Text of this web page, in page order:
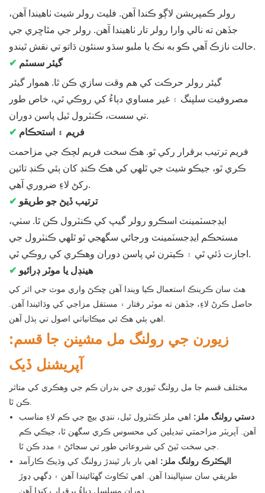
رولر ڪمپريشن لاڳو ڪندا آهن. فليٽ رولر شيٽ ٺاهيندا آهن،
جڏهن ته نالي وارا رولر تار ٺاهيندا آهن. رولر جي مٿاڇري جي
حالت نازڪ آهي ڪو به نڪ يا ملبو سڌو سنئون ڌاتو تي نقش ٿيندو.
✔ گيئر سسٽم
گيئر رولر حرڪت کي هم وقت سازي ڪن ٿا. هموار گيئر
مصروفيت سلپنگ ۽ غير مساوي دٻاءُ کي روڪي ٿي، خاص طور
تي سست، ڪنٽرول ٿيل پاسن دوران.
✔ فريم ۽ استحڪام
فريم ترتيب برقرار رکي ٿو. هڪ سخت فريم لچڪ جي مزاحمت
ڪري ٿو، جيڪو شيٽ جي ٿلهي کي هڪ ڪنڊ کان ٻئي ڪنڊ تائين
رکڻ لاءِ ضروري آهي.
✔ ترتيب ڏيڻ جو طريقو
ايڊجسٽمينٽ اسڪرو رولر گيپ کي ڪنٽرول ڪن ٿا. سٺي،
مستحڪم ايڊجسٽمينٽ ورجائي سگهجي ٿو ٿلهي ڪنٽرول جي
اجازت ڏئي ٿي ۽ ڪيترن ئي پاسن دوران وهڪري کي روڪي ٿي.
✔ هينڊل يا موٽر ڊرائيو
هٿ سان ڪرينڪ استعمال ڪيا ويندا آهن ڇڪڻ واري موٽ جي اثر کي
حاصل ڪرڻ لاءِ، جڏهن ته موٽر رفتار ۽ مستقل مزاجي کي وڌائيندا آهن.
اهي ٻئي هڪ ئي ميڪانياتي اصول تي ٻڌل آهن.
زيورن جي رولنگ مل مشينن جا قسم:
آپريشنل ڏيک
مختلف قسم جا مل رولنگ ٿيوري جي بدران ڪم جي وهڪري کي متاثر
ڪن ٿا.
دستي رولنگ ملز: اهي ملز ڪنٽرول ٿيل، ننڍي بيچ جي ڪم لاءِ مناسب
آهن. آپريٽر مزاحمتي تبديلين کي محسوس ڪري سگهن ٿا، جيڪي ڪم
جي سخت ٿيڻ کي شروعاتي طور تي سڃاڻڻ ۾ مدد ڪن ٿا.
اليڪٽرڪ رولنگ ملز: اهي بار بار ٿيندڙ رولنگ کي وڌيڪ ڪارآمد
طريقي سان سنڀاليندا آهن. اهي ٿڪاوٽ گهٽائيندا آهن ۽ ڊگهي ڊوڙ
دوران مسلسل دٻاءُ برقرار رکندا آهن.